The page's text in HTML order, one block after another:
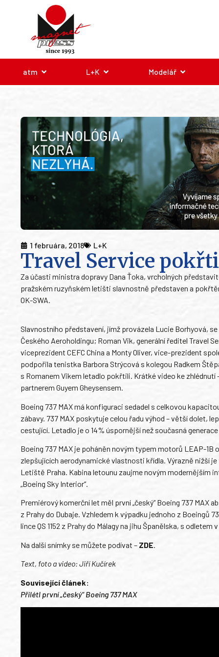
atm L+K Modelář
1 februára, 2018 L+K
Travel Service
Za účasti ministra dopravy Dana Ťoka, vrcholných
pražském ruzyňském letišti slavnostně představen a
OK-SWA.
Slavnostního představení, jímž provázela Lucie Borhyová,
Českého Aeroholdingu; Roman Vik, generální ředitel Travel
viceprezident CEFC China a Monty Oliver, vice-prezident
podpořila tenistka Barbora Strýcová s kolegou Radkem
s Romanem Vikem letadlo pokřtili. Krátké video ke zhlédnutí
partnerem Guyem Gheysensem.
Boeing 737 MAX má konfiguraci sedadel s celkovou
zábavy. 737 MAX poskytuje celou řadu výhod – větší dolet,
cestující. Letadlo je o 14% úspornější než současná
Boeing 737 MAX je poháněn novým typem motorů LEAP-
zlepšujících aerodynamické vlastnosti křídla. Výrazně nižší
Letiště Praha. Kabina letounu zaujme novým modernějším
„Boeing Sky Interior“.
Premiérový komerční let měl první „český“ Boeing 737 MAX
z Prahy do Dubaje. Vzhledem k výpadku jednoho z Boeingů
lince QS 1152 z Prahy do Málagy na jihu Španělska, s odletem
Na další snímky se můžete podívat – ZDE
Text, foto a video: Jiří Kučírek
Související článek:
Přilétl první „český“ Boeing 737 MAX